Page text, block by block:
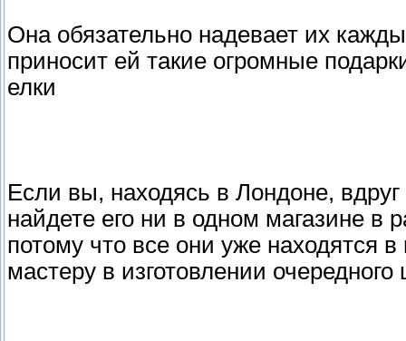
Она обязательно надевает их
приносит ей такие огромные
елки
Если вы, находясь в Лондоне,
найдете его ни в одном магазине в
потому что все они уже находятся
мастеру в изготовлении